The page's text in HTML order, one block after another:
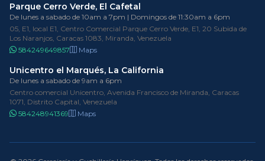
Parque Cerro Verde, El Cafetal
De lunes a sabado de 10am a 7pm | Domingos de 11:30am a 6pm
05, E1, local E1, Centro Comercial Parque Cerro Verde, E1, 20 Subida de
Los Naranjos, Caracas 1083, Miranda, Venezuela
584249649857
Maps
Unicentro el Marqués, La California
De lunes a sabado de 9am a 6pm
Centro comercial Unicentro, Avenida Francisco de Miranda, Caracas
1071, Distrito Capital, Venezuela
584248941369
Maps